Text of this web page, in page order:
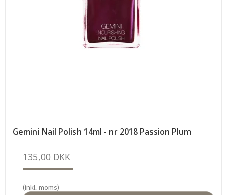
Gemini Nail Polish 14ml - nr 2018 Passion Plum
135,00 DKK
(inkl. moms)